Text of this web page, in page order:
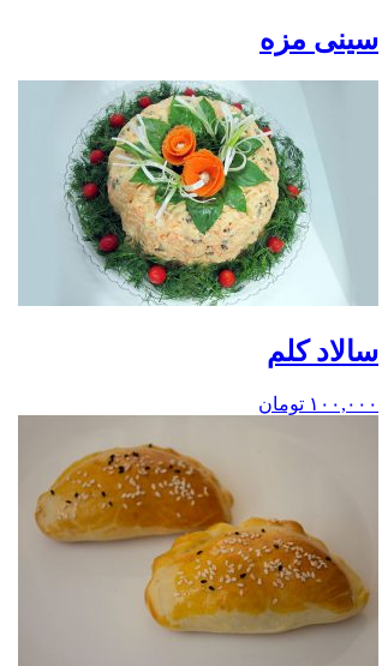
سینی مزه
سالاد کلم
۱۰۰,۰۰۰ تومان